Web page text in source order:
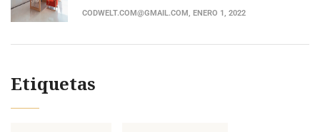
CODWELT.COM@GMAIL.COM, ENERO 1, 2022
Etiquetas